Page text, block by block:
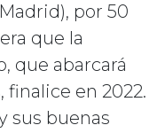
por 50
que la
que abarcará
finalice en 2022.
sus buenas